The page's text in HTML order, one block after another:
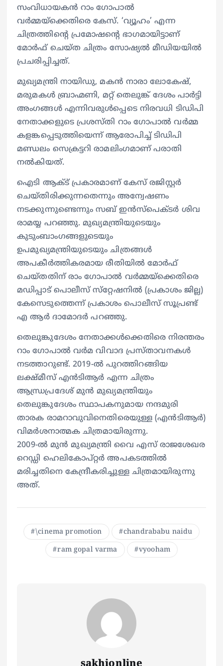
സംവിധായകൻ റാം ഗോപാൽ
വർമ്മയ്‌ക്കെതിരെ കേസ്. ‘വ്യൂഹം’ എന്ന
ചിത്രത്തിന്റെ പ്രമോഷന്റെ ഭാഗമായിട്ടാണ്
മോർഫ് ചെയ്ത ചിത്രം സോഷ്യൽ മീഡിയയിൽ
പ്രചരിപ്പിച്ചത്.
മുഖ്യമന്ത്രി നായിഡു, മകൻ നാരാ ലോകേഷ്,
മരുമകൾ ബ്രാഹ്മണി, മറ്റ് തെലുങ്ക് ദേശം പാർട്ടി
അംഗങ്ങൾ എന്നിവരുൾപ്പെടെ നിരവധി ടിഡിപി
നേതാക്കളുടെ പ്രശസ്തി റാം ഗോപാൽ വർമ്മ
കളങ്കപ്പെടുത്തിയെന്ന് ആരോപിച്ച് ടിഡിപി
മണ്ഡലം സെക്രട്ടറി രാമലിംഗമാണ് പരാതി
നൽകിയത്.
ഐടി ആക്‌ട് പ്രകാരമാണ് കേസ് രജിസ്റ്റർ
ചെയ്തിരിക്കുന്നതെന്നും അന്വേഷണം
നടക്കുന്നുണ്ടെന്നും സബ് ഇൻസ്‌പെക്ടർ ശിവ
രാമയ്യ പറഞ്ഞു. മുഖ്യമന്ത്രിയുടെയും
കുടുംബാംഗങ്ങളുടെയും
ഉപമുഖ്യമന്ത്രിയുടെയും ചിത്രങ്ങൾ
അപകീർത്തികരമായ രീതിയിൽ മോർഫ്
ചെയ്‌തതിന് രാം ഗോപാൽ വർമ്മയ്‌ക്കെതിരെ
മഡിപ്പാട് പൊലീസ് സ്‌റ്റേഷനിൽ (പ്രകാശം ജില്ല)
കേസെടുത്തെന്ന് പ്രകാശം പൊലീസ് സൂപ്രണ്ട്
എ ആർ ദാമോദർ പറഞ്ഞു.
തെലുങ്കുദേശം നേതാക്കള്‍ക്കെതിരെ നിരന്തരം
റാം ഗോപാല്‍ വര്‍മ വിവാദ പ്രസ്താവനകള്‍
നടത്താറുണ്ട്. 2019-ല്‍ പുറത്തിറങ്ങിയ
ലക്ഷ്മീസ് എന്‍ടിആര്‍ എന്ന ചിത്രം
ആന്ധ്രപ്രദേശ് മുന്‍ മുഖ്യമന്ത്രിയും
തെലുങ്കുദേശം സ്ഥാപകനുമായ നന്ദമുരി
താരക രാമറാവുവിനെതിരെയുള്ള (എന്‍ടിആര്‍)
വിമര്‍ശനാത്മക ചിത്രമായിരുന്നു.
2009-ൽ മുൻ മുഖ്യമന്ത്രി വൈ എസ് രാജശേഖര
റെഡ്ഡി ഹെലികോപ്റ്റർ അപകടത്തിൽ
മരിച്ചതിനെ കേന്ദ്രീകരിച്ചുള്ള ചിത്രമായിരുന്നു
അത്.
\cinema promotion chandrababu naidu
ram gopal varma vyooham